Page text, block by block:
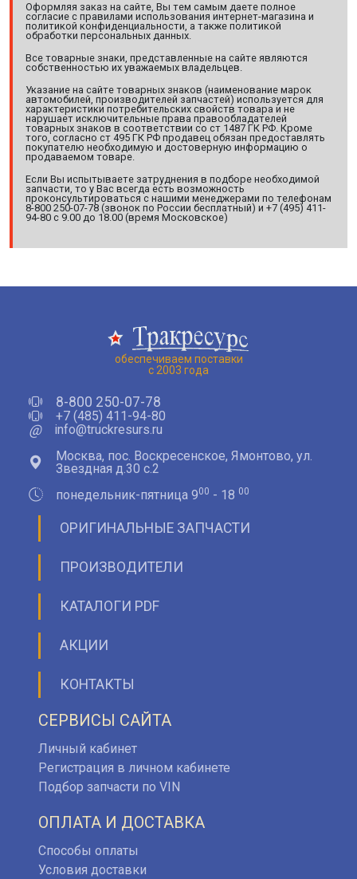
Оформляя заказ на сайте, Вы тем самым даете полное
согласие с правилами использования интернет-магазина и
политикой конфиденциальности, а также политикой
обработки персональных данных.
Все товарные знаки, представленные на сайте являются
собственностью их уважаемых владельцев.
Указание на сайте товарных знаков (наименование марок
автомобилей, производителей запчастей) используется для
характеристики потребительских свойств товара и не
нарушает исключительные права правообладателей
товарных знаков в соответствии со ст 1487 ГК РФ. Кроме
того, согласно ст 495 ГК РФ продавец обязан предоставлять
покупателю необходимую и достоверную информацию о
продаваемом товаре.
Если Вы испытываете затруднения в подборе необходимой
запчасти, то у Вас всегда есть возможность
проконсультироваться с нашими менеджерами по телефонам
8-800 250-07-78 (звонок по России бесплатный) и +7 (495) 411-
94-80 с 9.00 до 18.00 (время Московское)
обеспечиваем поставки
с 2003 года
8-800 250-07-78
+7 (485) 411-94-80
@
info@truckresurs.ru
Москва, пос. Воскресенское, Ямонтово, ул.
Звездная д.30 с.2
понедельник-пятница 900 - 18 00
ОРИГИНАЛЬНЫЕ ЗАПЧАСТИ
ПРОИЗВОДИТЕЛИ
КАТАЛОГИ PDF
АКЦИИ
КОНТАКТЫ
СЕРВИСЫ САЙТА
Личный кабинет
Регистрация в личном кабинете
Подбор запчасти по VIN
ОПЛАТА И ДОСТАВКА
Способы оплаты
Условия доставки